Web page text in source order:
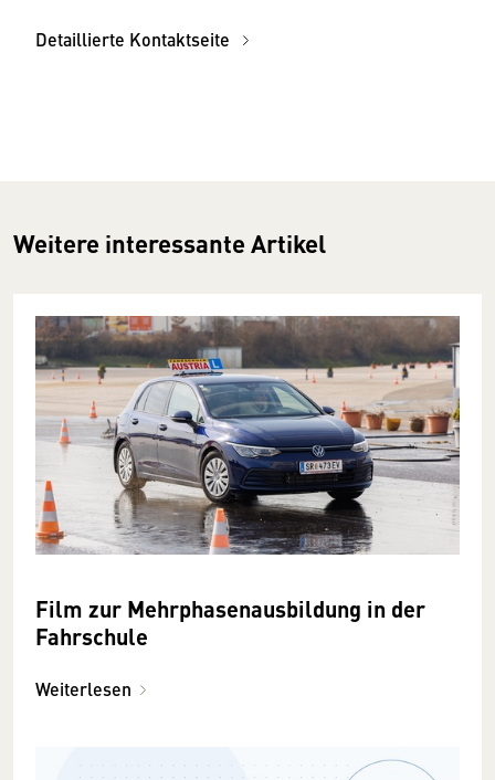
Detaillierte Kontaktseite
Weitere interessante Artikel
Film zur Mehrphasen­ausbildung in der
Fahrschule
Weiterlesen